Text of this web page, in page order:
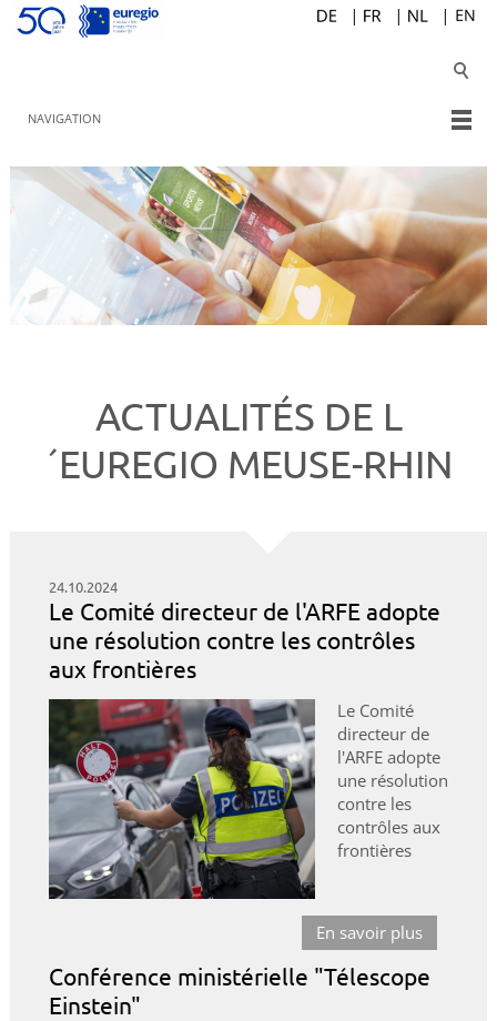
NAVIGATION
ACTUALITÉS DE L
´EUREGIO MEUSE-RHIN
24.10.2024
Le Comité directeur de l'ARFE adopte
une résolution contre les contrôles
aux frontières
Le Comité
directeur de
l'ARFE adopte
une résolution
contre les
contrôles aux
frontières
En savoir plus
Conférence ministérielle "Télescope
Einstein"